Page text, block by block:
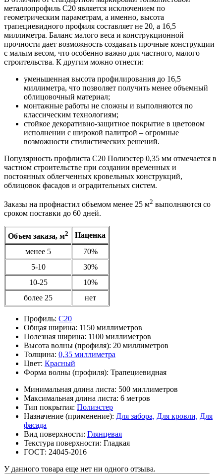
металлопрофиль С20 является исключением по
геометрическим параметрам, а именно, высота
трапециевидного профиля составляет не 20, а 16,5
миллиметра. Баланс малого веса и конструкционной
прочности дает возможность создавать прочные конструкции
с малым весом, что особенно важно для частного, малого
строительства. К другим можно отнести:
уменьшенная высота профилирования до 16,5
миллиметра, что позволяет получить менее объемный
облицовочный материал;
монтажные работы не сложны и выполняются по
классическим технологиям;
стойкое декоративно-защитное покрытие в цветовом
исполнении с широкой палитрой – огромные
возможности стилистических решений.
Популярность профлиста С20 Полиэстер 0,35 мм отмечается в
частном строительстве при создании временных и
постоянных облегченных кровельных конструкций,
облицовок фасадов и оградительных систем.
Заказы на профнастил объемом менее 25 м2 выполняются со
сроком поставки до 60 дней.
Объем заказа, м2
Наценка
менее 5
70%
5-10
30%
10-25
10%
более 25
нет
Профиль: С20
Общая ширина: 1150 миллиметров
Полезная ширина: 1100 миллиметров
Высота волны (профиля): 20 миллиметров
Толщина: 0,35 миллиметра
Цвет: Красный
Форма волны (профиля): Трапециевидная
Минимальная длина листа: 500 миллиметров
Максимальная длина листа: 6 метров
Тип покрытия: Полиэстер
Назначение (применение): Для забора, Для кровли, Для
фасада
Вид поверхности: Глянцевая
Текстура поверхности: Гладкая
ГОСТ: 24045-2016
У данного товара еще нет ни одного отзыва.